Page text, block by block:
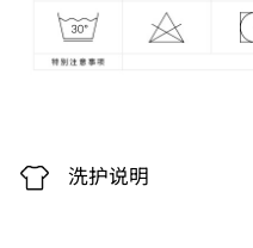
洗护说明